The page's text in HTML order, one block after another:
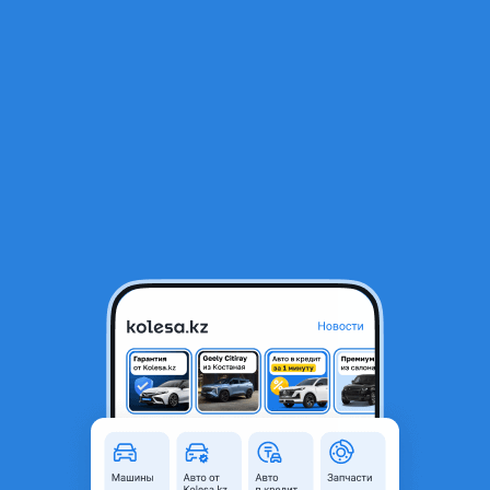
Радиаторы кондиционера
Жезказган, Улытауская